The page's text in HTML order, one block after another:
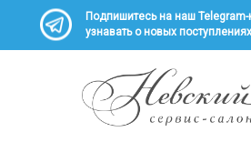
Подпишитесь на наш
узнавать о новых поступлениях